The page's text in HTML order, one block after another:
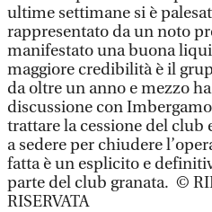
ultime settimane si è
rappresentato da un noto
manifestato una buona
maggiore credibilità è il
da oltre un anno e mezzo
discussione con
trattare la cessione del club
a sedere per chiudere
fatta è un esplicito e
parte del club granata. ©
RISERVATA